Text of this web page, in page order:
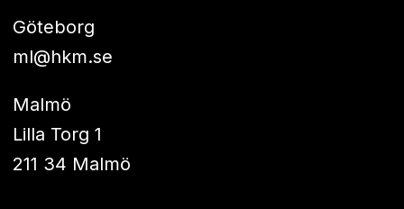
Göteborg
ml@hkm.se
Malmö
Lilla Torg 1
211 34 Malmö